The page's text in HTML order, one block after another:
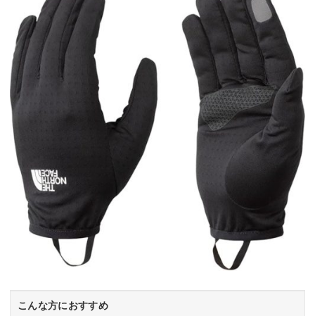
こんな方におすすめ